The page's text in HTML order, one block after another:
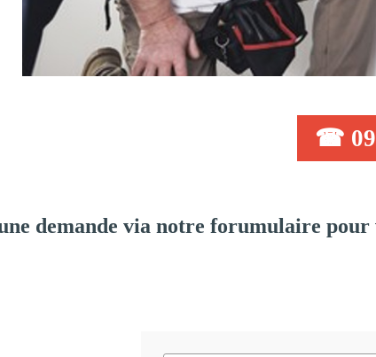
☎ 09
demande via notre forumulaire